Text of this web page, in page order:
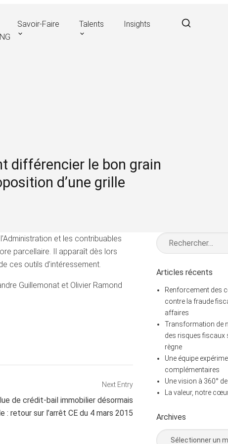
Savoir-Faire Talents
Insights
Open a search form in a modal window
différencier le bon grain
d’une grille
et les contribuables
parcellaire. Il apparaît dès lors
ces outils d’intéressement.
Guillemonat et Olivier Ramond
Next Entry
de crédit-bail immobilier désormais
: retour sur l’arrêt CE du 4 mars 2015
Rechercher :
Articles récents
Renforcement des
contre la fraude
affaires
Transformation de
des risques fiscaux
règne
Une équipe
complémentaires
Une vision à 360°
La valeur, notre
Archives
Archives